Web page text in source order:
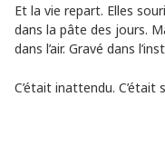
Et la vie repart. Elles
dans la pâte des jours.
dans l’air. Gravé dans
C’était inattendu. C’était